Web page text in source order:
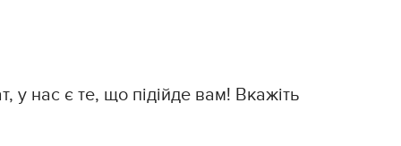
у нас є те, що підійде вам! Вкажіть